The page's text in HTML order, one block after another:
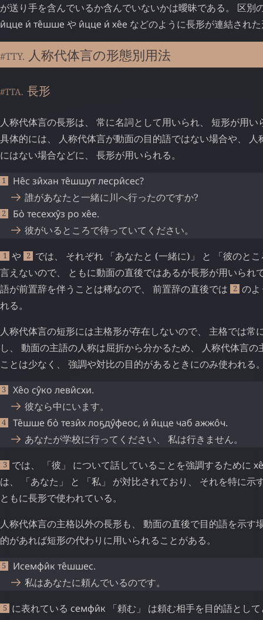
が送り手を含んでいるか含んでいないかは曖昧である。 区別
и̂цце и́ те̂шше や и̂цце и́ хе̂е などのように長形が連結され
#TTY. 人称代体言の形態別用法
#TTA. 長形
人称代体言の長形は、 常に名詞として用いられ、 短形が用
具体的には、 人称代体言が動面の目的語ではない場合や、
にはない場合などに、 長形が用いられる。
Не̂с зи̂хан те̂шшутлесри̂сес?
誰があなたと一緒に川へ行ったのですか?
Бо̀ тесехху̂з ро хе̂е.
彼がいるところで待っていてください。
1 や 2 では、 それぞれ 「あなたと (一緒に)」 と 「彼のと
言えないので、 ともに動面の直後ではあるが長形が用いられ
語が前置辞を伴うことは稀なので、 前置辞の直後では 2 の
れる。
人称代体言の短形には主格形が存在しないので、 主格では常
し、 動面の主語の人称は屈折から分かるため、 人称代体言
ことは少なく、 強調や対比の目的があるときにのみ使われる
Хе̂о су̂ко леви̂схи.
彼なら中にいます。
Те̂шше бо̀ тези̂хлоҕду̂феос, и́ и̂цце чаб ажжо̂ч.
あなたが学校に行ってください、 私は行きません。
3 では、 「彼」 について話していることを強調するために
は、 「あなた」 と 「私」 が対比されており、 それを特に示
ともに長形で使われている。
人称代体言の主格以外の長形も、 動面の直後で目的語を示す
的があれば短形の代わりに用いられることがある。
Исемфи̂к те̂шшес.
私はあなたに頼んでいるのです。
5 に表れている семфи̂к 「頼む」 は頼む相手を目的語とし